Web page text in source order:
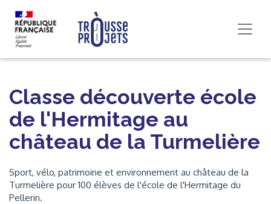
Classe découverte école
de l'Hermitage au
château de la Turmelière
Sport, vélo, patrimoine et environnement au château de la
Turmelière pour 100 élèves de l'école de l'Hermitage du
Pellerin.